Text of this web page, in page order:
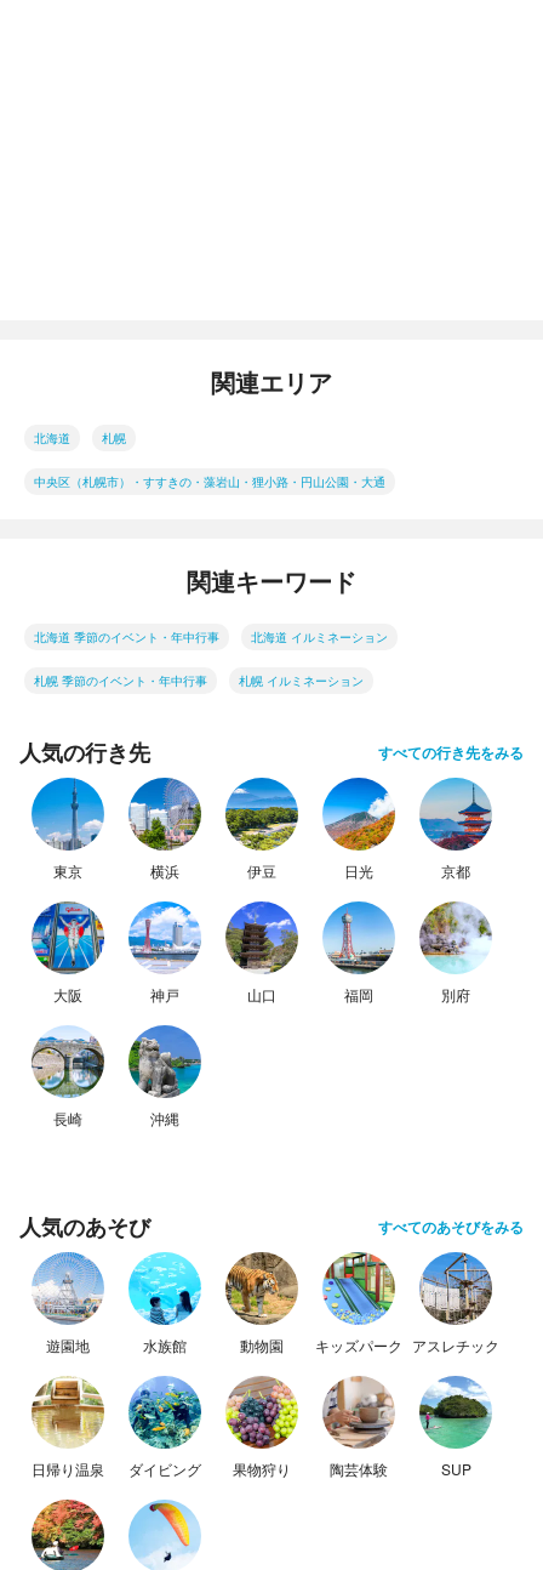
関連エリア
北海道 札幌
中央区（札幌市）・すすきの・藻岩山・狸小路・円山公園・大通
関連キーワード
北海道 季節のイベント・年中行事 北海道 イルミネーション
札幌 季節のイベント・年中行事 札幌 イルミネーション
人気の行き先 すべての行き先をみる
東京 横浜 伊豆 日光 京都
大阪 神戸 山口 福岡 別府
長崎 沖縄
人気のあそび すべてのあそびをみる
遊園地 水族館 動物園 キッズパーク アスレチック
日帰り温泉 ダイビング 果物狩り 陶芸体験 SUP